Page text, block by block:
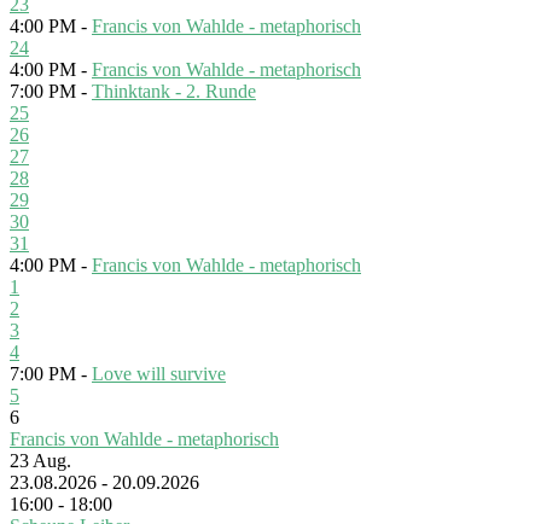
4:00 PM - Francis von Wahlde - metaphorisch
24
4:00 PM - Francis von Wahlde - metaphorisch
7:00 PM - Thinktank - 2. Runde
25
26
27
28
29
30
31
4:00 PM - Francis von Wahlde - metaphorisch
1
2
3
4
7:00 PM - Love will survive
5
6
Francis von Wahlde - metaphorisch
23 Aug.
23.08.2026 - 20.09.2026
16:00 - 18:00